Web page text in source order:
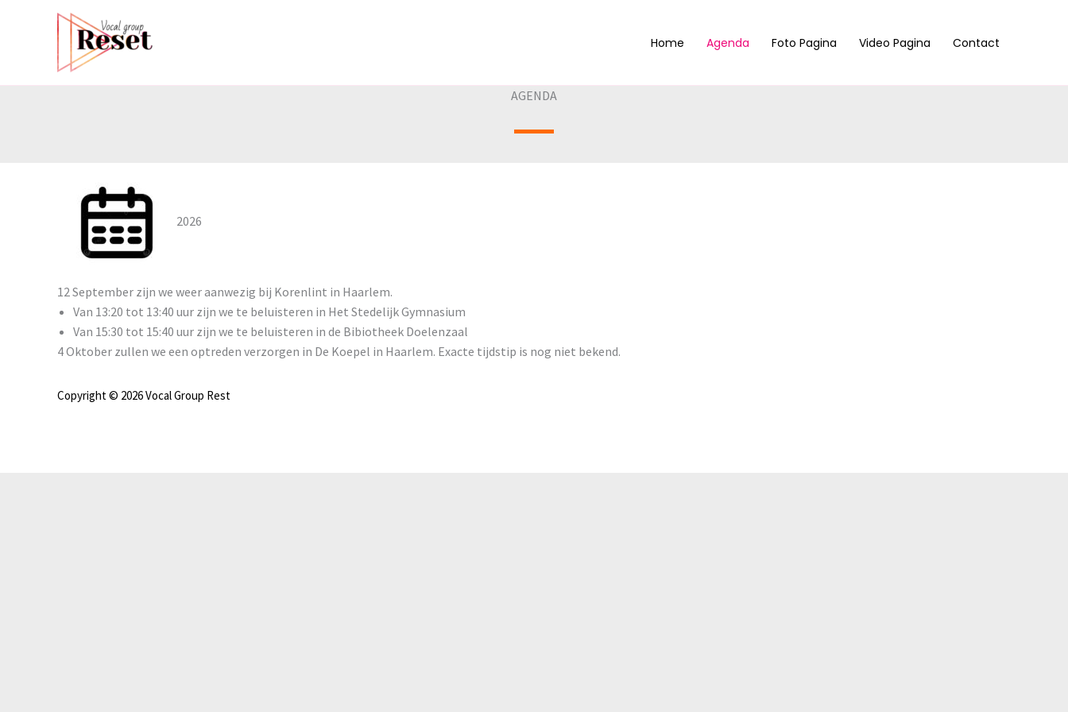
Home Agenda Foto Pagina Video Pagina Contact
AGENDA
2026
12 September zijn we weer aanwezig bij Korenlint in Haarlem.
Van 13:20 tot 13:40 uur zijn we te beluisteren in Het Stedelijk Gymnasium
Van 15:30 tot 15:40 uur zijn we te beluisteren in de Bibiotheek Doelenzaal
4 Oktober zullen we een optreden verzorgen in De Koepel in Haarlem. Exacte tijdstip is nog niet bekend.
Copyright © 2026 Vocal Group Rest